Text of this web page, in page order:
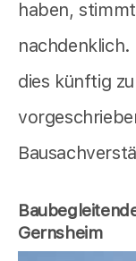
haben,
dies künftig
Gernsheim